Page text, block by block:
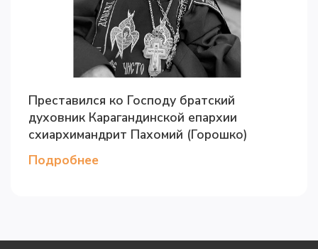
Преставился ко Господу братский
духовник Карагандинской епархии
схиархимандрит Пахомий (Горошко)
Подробнее